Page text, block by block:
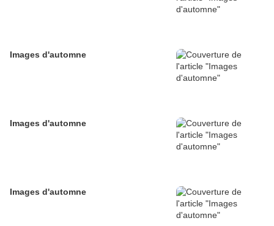
Images d'automne
Images d'automne
Images d'automne